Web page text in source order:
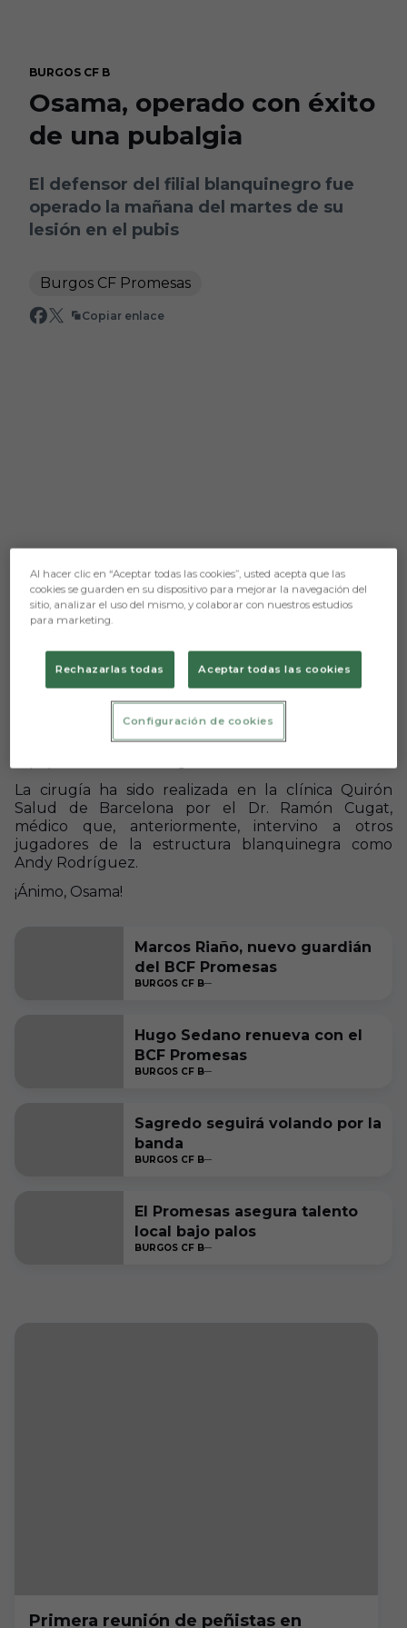
BURGOS CF B
Osama, operado con éxito
de una pubalgia
El defensor del filial blanquinegro fue
operado la mañana del martes de su
lesión en el pubis
Burgos CF Promesas
Copiar enlace
Aún no hay reacciones. ¡Sé el primero!
Prensa Burgos CF
En la mañana de ayer nuestro jugador Oussama El
Goumiri ‘Osama’ fue operado con éxito de su lesión
en el pubis que lo ha lastrado en las últimas
jornadas y lo impedía ayudar de forma efectiva al
La cirugía ha sido realizada en la clínica Quirón
Salud de Barcelona por el Dr. Ramón Cugat,
médico que, anteriormente, intervino a otros
jugadores de la estructura blanquinegra como
Andy Rodríguez.
¡Ánimo, Osama!
Marcos Riaño, nuevo guardián
del BCF Promesas
BURGOS CF B
Hugo Sedano renueva con el
BCF Promesas
BURGOS CF B
Sagredo seguirá volando por la
banda
BURGOS CF B
El Promesas asegura talento
local bajo palos
BURGOS CF B
Primera reunión de peñistas en
Al hacer clic en “Aceptar todas las cookies”, usted acepta que las
cookies se guarden en su dispositivo para mejorar la navegación del
sitio, analizar el uso del mismo, y colaborar con nuestros estudios
para marketing.
Rechazarlas todas Aceptar todas las cookies
Configuración de cookies